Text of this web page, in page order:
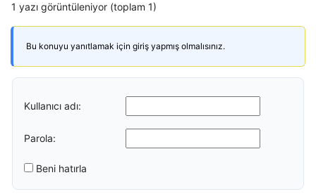
1 yazı görüntüleniyor (toplam 1)
Bu konuyu yanıtlamak için giriş yapmış olmalısınız.
Kullanıcı adı:
Parola:
Beni hatırla